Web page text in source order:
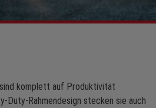
komplett auf Produktivität
Duty-Rahmendesign stecken sie auch